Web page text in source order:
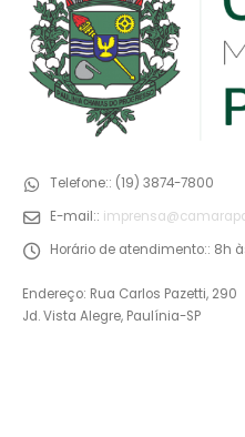
Telefone:: (19) 3874-7800
E-mail::
Horário de atendimento:: 8h
Endereço: Rua Carlos Pazetti, 290
Jd. Vista Alegre, Paulínia-SP